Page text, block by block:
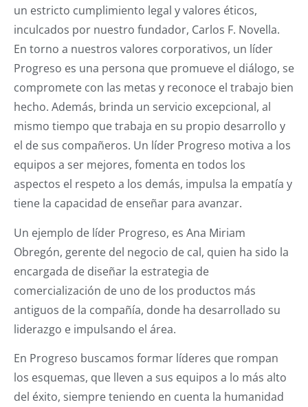
un estricto cumplimiento legal y valores éticos,
inculcados por nuestro fundador, Carlos F. Novella.
En torno a nuestros valores corporativos, un líder
Progreso es una persona que promueve el diálogo, se
compromete con las metas y reconoce el trabajo bien
hecho. Además, brinda un servicio excepcional, al
mismo tiempo que trabaja en su propio desarrollo y
el de sus compañeros. Un líder Progreso motiva a los
equipos a ser mejores, fomenta en todos los
aspectos el respeto a los demás, impulsa la empatía y
tiene la capacidad de enseñar para avanzar.
Un ejemplo de líder Progreso, es Ana Miriam
Obregón, gerente del negocio de cal, quien ha sido la
encargada de diseñar la estrategia de
comercialización de uno de los productos más
antiguos de la compañía, donde ha desarrollado su
liderazgo e impulsando el área.
En Progreso buscamos formar líderes que rompan
los esquemas, que lleven a sus equipos a lo más alto
del éxito, siempre teniendo en cuenta la humanidad